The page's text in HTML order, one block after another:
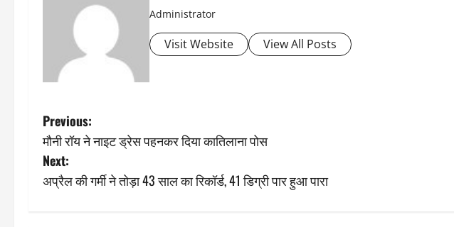
Administrator
Visit Website View All Posts
P
o
s
Previous:
मौनी रॉय ने नाइट ड्रेस पहनकर दिया कातिलाना पोस
Next:
अप्रैल की गर्मी ने तोड़ा 43 साल का रिकॉर्ड, 41 डिग्री पार हुआ पारा